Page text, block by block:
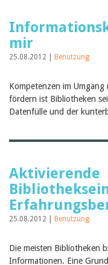
mir
25.08.2012 | Benutzung
Kompetenzen im
fördern ist Bibliotheken
Datenfülle und der
Aktivierende
25.08.2012 | Benutzung
Die meisten Bibliotheken
Informationen. Eine